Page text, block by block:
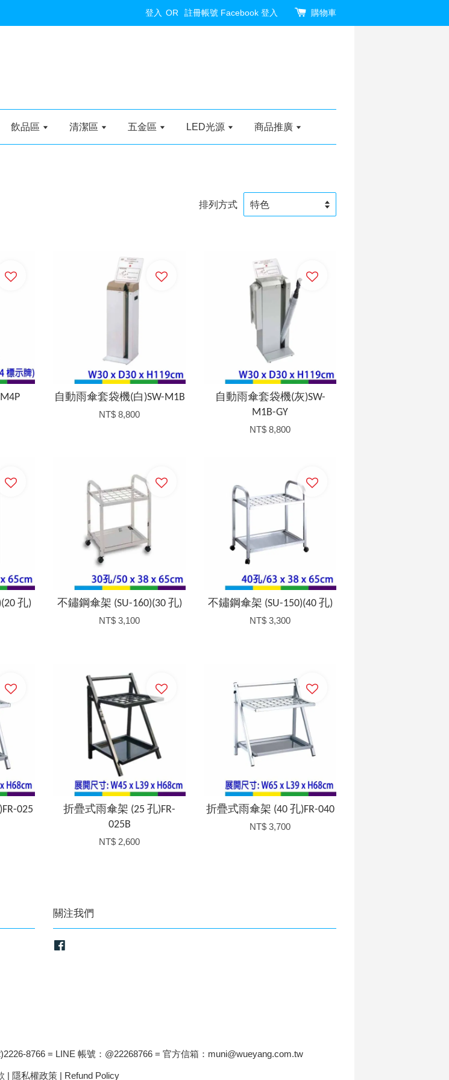
登入 OR 註冊帳號 Facebook 登入 購物車
飲品區 清潔區 五金區 LED光源 商品推廣
排列方式
加入購物車
自動雨傘套袋機(白)SW-M1B
NT$ 8,800
加入購物車
自動雨傘套袋機(灰)SW-
M1B-GY
NT$ 8,800
孔) 不鏽鋼傘架 (SU-160)(30 孔)
NT$ 3,100
不鏽鋼傘架 (SU-150)(40 孔)
NT$ 3,300
025
加入購物車
折疊式雨傘架 (25 孔)FR-
025B
NT$ 2,600
折疊式雨傘架 (40 孔)FR-040
NT$ 3,700
關注我們
8766 = LINE 帳號：@22268766 = 官方信箱：muni@wueyang.com.tw
| 隱私權政策 | Refund Policy